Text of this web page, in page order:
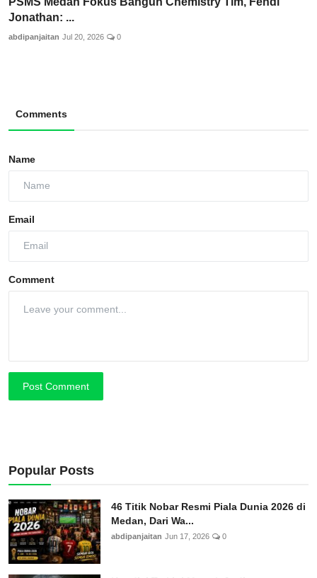
Jonathan: ...
abdipanjaitan Jul 20, 2026 0
Comments
Name
Email
Comment
Post Comment
Popular Posts
46 Titik Nobar Resmi Piala Dunia 2026 di
Medan, Dari Wa...
abdipanjaitan Jun 17, 2026 0